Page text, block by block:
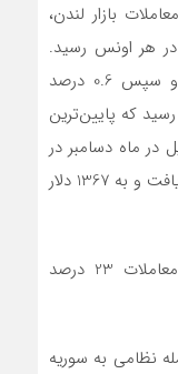
بازار لندن،
یافت و به 1367 دلار در هر اونس رسید.
قیمتها حداکثر 0.4 درصد افزایش یافت و سپس 0.6 درصد
هر اونس رسید که پایین‌ترین
در ماه دسامبر در
بازار کامکس نیویورک، 0.2 درصد افزایش یافت و به 1367 دلار
آمارهای بلومبرگ نشان داد که حجم معاملات 23 درصد
نظامی به سوریه